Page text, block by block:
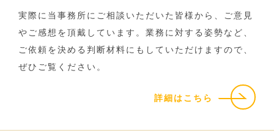
実際に当事務所にご相談いただいた皆様から、ご意見
やご感想を頂戴しています。業務に対する姿勢など、
ご依頼を決める判断材料にもしていただけますので、
ぜひご覧ください。
詳細はこちら